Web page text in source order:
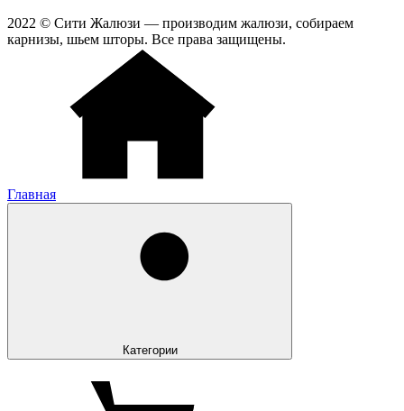
2022 © Сити Жалюзи — производим жалюзи, собираем
карнизы, шьем шторы. Все права защищены.
Главная
Категории